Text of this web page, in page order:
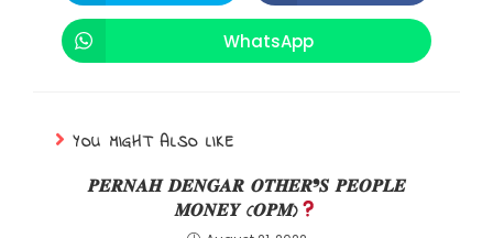
WhatsApp
YOU MIGHT ALSO LIKE
𝑷𝑬𝑹𝑵𝑨𝑯 𝑫𝑬𝑵𝑮𝑨𝑹 𝑶𝑻𝑯𝑬𝑹❜𝑺 𝑷𝑬𝑶𝑷𝑳𝑬
𝑴𝑶𝑵𝑬𝒀 (𝑶𝑷𝑴)